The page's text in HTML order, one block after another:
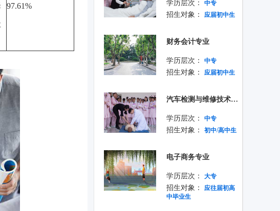
97.61% 学历层次： 中专
招生对象： 应届初中生
财务会计专业
学历层次： 中专
招生对象： 应届初中生
汽车检测与维修技术专业
学历层次： 中专
招生对象： 初中/高中生
电子商务专业
学历层次： 大专
招生对象： 应往届初高
中毕业生